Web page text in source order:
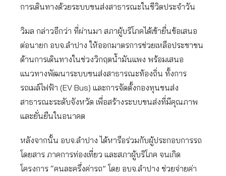
การเดินทางด้วยระบบขนส่งสาธารณะในชีวิตประจำวัน
วิมล กล่าวอีกว่า ที่ผ่านมา สภาผู้บริโภคได้เข้ายื่นข้อเสนอ
ต่อนายก อบจ.ลำปาง ให้ออกมาตรการช่วยเหลือประชาชน
ด้านการเดินทางในช่วงวิกฤตน้ำมันแพง พร้อมเสนอ
แนวทางพัฒนาระบบขนส่งสาธารณะท้องถิ่น ทั้งการ
รถเมล์ไฟฟ้า (EV Bus) และการจัดตั้งกองทุนขนส่ง
สาธารณะระดับจังหวัด เพื่อสร้างระบบขนส่งที่มีคุณภาพ
และยั่นยืนในอนาคต
หลังจากนั้น อบจ.ลำปาง ได้หารือร่วมกับผู้ประกอบการรถ
โดยสาร ภาคการท่องเที่ยว และสภาผู้บริโภค จนเกิด
โครงการ “คนละครึ่งค่ารถ” โดย อบจ.ลำปาง ช่วยจ่ายค่า